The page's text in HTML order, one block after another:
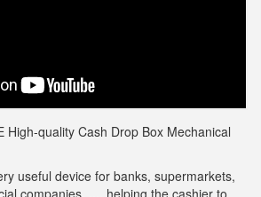
High-quality Cash Drop Box Mechanical
useful device for banks, supermarkets,
companies, ..., helping the cashier to